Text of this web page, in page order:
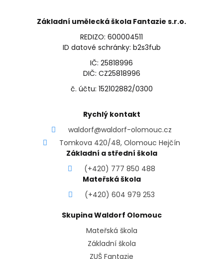
Základní umělecká škola Fantazie s.r.o.
REDIZO: 600004511
ID datové schránky: b2s3fub
IČ: 25818996
DIČ: CZ25818996
č. účtu: 152102882/0300
Rychlý kontakt
waldorf@waldorf-olomouc.cz
Tomkova 420/48, Olomouc Hejčín
Základní a střední škola
(+420) 777 850 488
Mateřská škola
(+420) 604 979 253
Skupina Waldorf Olomouc
Mateřská škola
Základní škola
ZUŠ Fantazie